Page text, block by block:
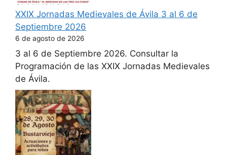
XXIX Jornadas Medievales de Ávila 3 al 6 de
Septiembre 2026
6 de agosto de 2026
3 al 6 de Septiembre 2026. Consultar la
Programación de las XXIX Jornadas Medievales
de Ávila.